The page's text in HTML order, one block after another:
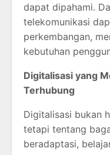
dapat dipahami.
telekomunikasi
perkembangan,
kebutuhan
Digitalisasi yang
Terhubung
Digitalisasi bukan
tetapi tentang
beradaptasi,